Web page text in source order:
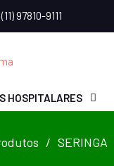
97810-9111
HOSPITALARES
SERINGA